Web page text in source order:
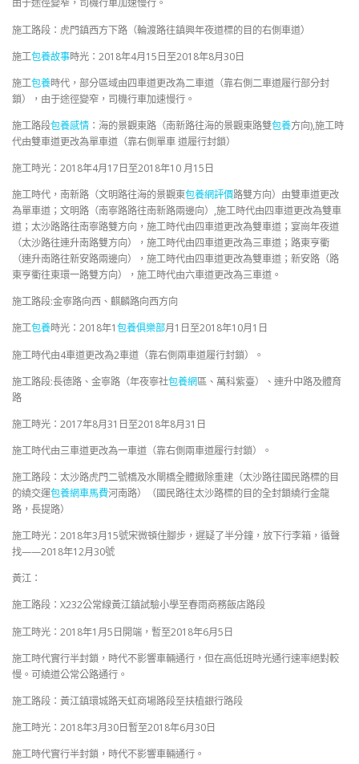
由于途徑變窄，司機行車加速慢行。
施工路段：虎門鎮西方下路（輪渡路往鎮興年夜道標的目的右側車道）
施工包養故事時光：2018年4月15日至2018年8月30日
施工包養時代，部分區域由四車道更改為二車道（靠右側二車道履行部分封
鎖），由于途徑變窄，司機行車加速慢行。
施工路段包養感情 ：海的景觀東路（南新路往海的景觀東路雙包養方向),施工時
代由雙車道更改為單車道（靠右側單車 道履行封鎖）
施工時光：2018年4月17日至2018年10 月15日
施工時代，南新路（文明路往海的景觀東包養網評價路雙方向）由雙車道更改
為單車道；文明路（南寧路路往南新路兩邊向）,施工時代由四車道更改為雙車
道；太沙路路往南寧路雙方向，施工時代由四車道更改為雙車道；宴崗年夜道
（太沙路往連升南路雙方向），施工時代由四車道更改為三車道；路東亨衢
（連升南路往新安路兩邊向），施工時代由四車道更改為雙車道；新安路（路
東亨衢往東環一路雙方向），施工時代由六車道更改為三車道。
施工路段:金寧路向西、麒麟路向西方向
施工包養時光：2018年1包養俱樂部月1日至2018年10月1日
施工時代由4車道更改為2車道（靠右側兩車道履行封鎖）。
施工路段:長德路、金寧路（年夜寧社包養網區、萬科紫臺）、連升中路及體育
路
施工時光：2017年8月31日至2018年8月31日
施工時代由三車道更改為一車道（靠右側兩車道履行封鎖）。
施工路段：太沙路虎門二號橋及水閘橋全體撤除重建（太沙路往國民路標的目
的繞交運包養網車馬費河南路）（國民路往太沙路標的目的全封鎖繞行金龍
路，長提路）
施工時光：2018年3月15號宋微頓住腳步，遲疑了半分鐘，放下行李箱，循聲
找——2018年12月30號
黃江：
施工路段：X232公常線黃江鎮試驗小學至春雨商務飯店路段
施工時光：2018年1月5日開端，暫至2018年6月5日
施工時代實行半封鎖，時代不影響車輛通行，但在高低班時光通行速率絕對較
慢。可繞道公常公路通行。
施工路段：黃江鎮環城路天虹商場路段至扶植銀行路段
施工時光：2018年3月30日暫至2018年6月30日
施工時代實行半封鎖，時代不影響車輛通行。